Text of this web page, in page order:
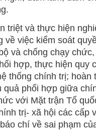
triệt và thực hiện
về việc kiểm soát
và chống chạy
hợp, thực hiện quy
thống chính trị; hoàn
quả phối hợp giữa
với Mặt trận Tổ
trị- xã hội các cấp
chí về sai phạm